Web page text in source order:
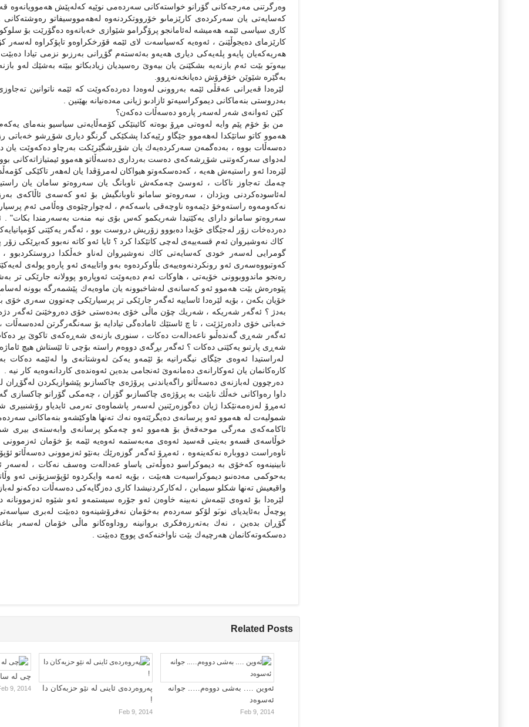
وەرگرتنى مەرجەكانى گۆرانو خواستەكانى سەردەمى نوێیە كەلەپێش هەموویانەوە
كەسایەتى یان سەركردەى كارێزماىو خۆرووتكردنەوە لەهەمووسیفاتو
كارى سیاسی ئێمە هەمیشە لەئامانجو پرۆگرامو شێوازى خەباتەوە دەگۆرێت بۆ
كارێزماى دەیجوڵێنىَ ، ئەوەیە كەسیاسەت لاى ئێمە قۆرخكراوەو تاپۆكراوە لەسەر
هەریەكەیان پایەو پلەیەكى دیارى هەیەو بەئەستەم گۆڕانى بەرزىو نزمى تیادا
بیەوىَو بێت ئەم بازنەیە بشكێنىَ یان بیەوىَ رەسیدیان زیادبكاتو ببێتە بەشێك لەو
بەگێرە شێوێن خۆفرۆش دەیانخەنەڕوو.
لێرەدا قەیرانى عەقڵى ئێمە بەروونى لەوەدا دەردەكەوێت كە ئێمە ناتوانین
بەدروستى بنەماكانى دیموكراسیەتو ئازادىو ژیانى مەدەنیانە بهێنین .
كێن ئەوانەى شەر لەسەر پارەو دەسەڵات دەكەن؟
من بۆ خۆم پێم وایە لەوەتى مڕۆ بوەتە كائینێكى كۆمەڵایەتى سیاسیو بنەماى
هەموو كاتو ساتێكدا لەهەموو جێگاو رێیەكدا پشكێكى گرنگو دیارى شۆڕشو خەباتى
دەسەڵات بووە ، بەدەگمەن سەركردەیەك یان شۆڕشگێرێكت بەرچاو دەكەوێت یان
لەدواى سەركەوتنى شۆڕشەكەى دەست بەردارى دەسەڵاتو هەموو ئیمتیازاتەكانى
لێرەدا ئەو راستیەش هەیە ، كەدەسكەوتو هیواكان لەمرۆڤدا یان لەهەر تاكێكى
چەمك تەجاوز ناكات ، ئەوسێ چەمكەش ناوبانگ یان سەروەتو سامان یان
لەئاسودەكردنى ویژدان ، سەروەتو سامانو ناوبانگیش بۆ ئەو كەسەى ئاڵاكەى
نەكەومەوە راستەوخۆ دێمەوە ناوچەقی باسەكەم ، لەچوارچێوەى وەڵامى ئەم
سەروەتو سامانو داراى یەكێتیدا شەریكمو كەس بۆى نیە منەت بەسەرمندا بكات"
دەردەخات زۆر لەجێگاى خۆیدا دەبووو زۆریش دروست بوو ، ئەگەر یەكێتى كۆمپانیایەكى
كاك نەوشیروان ئەم قسەییەى لەچی كاتێكدا كرد ؟ ئایا ئەو كاتە نەبوو كەبڕێكى
گومرایی لەسەر خودى كەسایەتى كاك نەوشیروان لەناو خەڵكدا دروستكردبوو
كەوتبووەسەرى ئەو رونكردنەوەییەى بڵاوكردەوە بەو واتاییەى ئەو پارەو پولەى
رەنجو ماندووبوونى خۆیەتى ، هاوكات ئەم دەیەوێت ئەوپارەو پوولانە جارێكى تر
پێوەرەش بێت هەموو ئەو كەسانەى لەشاخبوونە یان ماوەیەك پێشمەرگە بوونە
خۆیان بكەن ، بۆیە لێرەدا ئاساییە ئەگەر جارێكى تر پرسیارێكى چەتوون سەرى خۆى
بەدژ ؟ ئەگەر شەریكە ، شەریك چۆن ماڵى خۆى بەدەستى خۆى دەروخێنىَ ئەگەر دژەو
خەباتى خۆى دادەرێژێت ، تا چ ئاستێك ئامادەگى تیادایە بۆ سەنگەرگرتن لەدەسەڵات
ئەگەر شەڕى گەندەڵىو ناعەدالەت دەكات ، سنورى بازنەى شەڕەكەى تاكوىَ بڕ دەكات
شەڕى پارتىو یەكێتى دەكات ؟ ئەگەر بڕگەى دووەم راستە بۆچی تا ئێستاش هیچ
لەراستیدا ئەوەى جێگاى نیگەرانیە بۆ ئێمەو یەكىَ لەوشتانەى وا لەئێمە دەكات
كارەكانمان یان ئەوكارانەى دەمانەوىَ ئەنجامى بدەین ئەوەندەى كاردانەوەیە كار نیە .
دەرچوون لەبازنەى دەسەڵاتو راگەیاندنى پرۆژەى چاكسازىو پێشوازیكردن لەگۆڕان
داوا رەواكانى خەڵك نابێت بە پرۆژەى چاكسازىو گۆران ، چەمكى گۆرانو چاكسازى
ئەمڕۆ لەزەمەنێكدا ژیان دەگوزەرێنین لەسەر پاشماوەى تەرمى ئایدیاو
شمولیەت لە هەموو ئەو پرسانەى دەیگرێتەوە نەك تەنها هاوكێشەو بنەماكانى
ئاكامەكەى مەرگى موحەقەق بۆ هەموو ئەو چەمكو پرسانەى وابەستەى بیرى
خوڵاسەى قسەو بەیتى قەسید ئەوەى مەبەستمە ئەوەیە ئێمە بۆ خۆمان ئەزموونى
ناوەراست دووبارە نەكەینەوە ، ئەمڕۆ ئەگەر گوزەرێك بەنێو ئەزموونى
نابینینەوە كەخۆى بە دیموكراسو دەوڵەتى یاساو عەدالەت وەسف نەكات ،
بەحوكمى مەدەنىو دیموكراسیەت هەبێت ، بۆیە ئەمە وایكردوە ئۆپۆسزیۆنى ئەو
واقیعیش تەنها شكلو سیمابن ، لەكاركردنیشدا كارى دەزگایەكى دەسەڵات دەكەنو
لێرەدا بۆ ئەوەى ئێمەش نەبینە خاوەن ئەو جۆرە سیستمەو ئەو شێوە ئەزموونانە
پوچەڵ بەئایدیاى نوىَو لۆكو سەردەم بەخۆمان نەفرۆشینەوە دەبێت لەبرى
گۆڕان بدەین ، نەك بەتەرزەفكرى بروانینە روداوەكانو ماڵى خۆمان لەسەر
دەسكەوتەكانمان هەرچیەك بێت ناواخنەكەى پووچ دەبێت .
Related Posts
چی لە
9, 2014
پەروەردەی ئاینی لە نێو حزبەکان دا
!
Feb 9, 2014
ئەوین …. بەشی دووەم….. جوانە
ئەسوەد
Feb 9, 2014